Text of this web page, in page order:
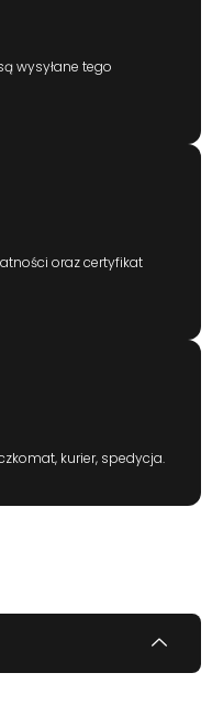
wysyłane tego
oraz certyfikat
kurier, spedycja.